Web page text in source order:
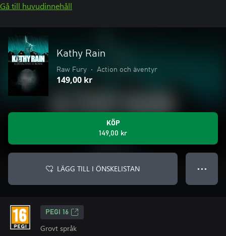
Gå till huvudinnehåll
Kathy Rain
Raw Fury • Action och äventyr
149,00 kr
KÖP
149,00 kr
LÄGG TILL I ÖNSKELISTAN ● ● ●
PEGI 16
Grovt språk